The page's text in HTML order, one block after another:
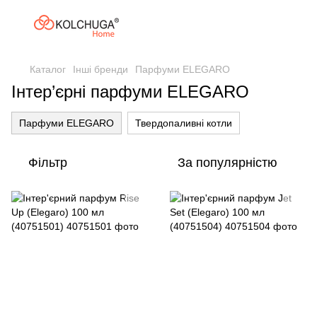
Каталог Інші бренди Парфуми ELEGARO
Інтер’єрні парфуми ELEGARO
Парфуми ELEGARO Твердопаливні котли
Фільтр За популярністю